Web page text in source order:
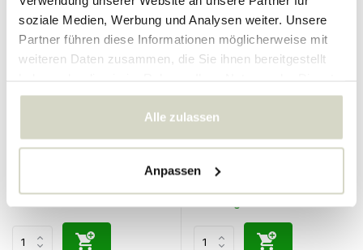
soziale Medien, Werbung und Analysen weiter. Unsere
Partner führen diese Informationen möglicherweise mit
weiteren Daten zusammen, die Sie ihnen bereitgestellt
gesammelt haben.
Alle zulassen
Anpassen
Beistelltisch/Nachttisch aus
Inkl. MwSt.
134.90 €
Inkl. MwSt.